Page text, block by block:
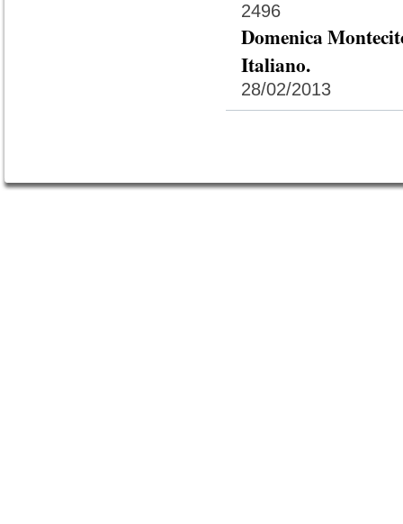
2496
Domenica
Italiano.
28/02/2013